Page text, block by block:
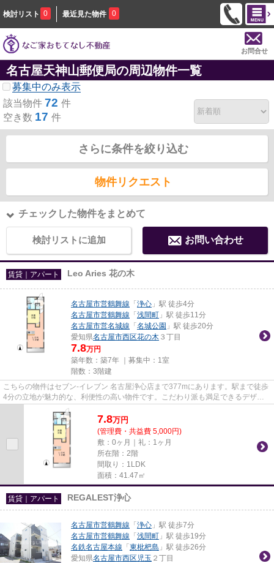
検討リスト 0 最近見た物件 0
お問合せ
名古屋天神山郵便局の周辺物件一覧
募集中のみ表示
該当物件 72 件
空き数 17 件
さらに条件を絞り込む
物件リクエスト
チェックした物件をまとめて
検討リストに追加 お問い合わせ
賃貸｜アパート Leo Aries 花の木
名古屋市営鶴舞線 「 浄心 」駅 徒歩4分
名古屋市営鶴舞線 「 浅間町 」駅 徒歩11分
名古屋市営名城線 「 名城公園 」駅 徒歩20分
愛知県名古屋市西区花の木 ３丁目
7.8万円
築年数：築7年 ｜募集中： 1室
階数：3階建
こちらの物件はセブン‐イレブン 名古屋浄心店まで377mにあります。駅まで徒歩
4分の立地が魅力的な、利便性の高い物件です。こだわり派も満足できるデザイ
ナーズ物件です。「Leo Aries ...
7.8万円
(管理費・共益費 5,000円)
敷：0ヶ月｜礼：1ヶ月
所在階：2階
間取り：1LDK
面積：41.47㎡
賃貸｜アパート REGALEST浄心
名古屋市営鶴舞線 「 浄心 」駅 徒歩7分
名古屋市営鶴舞線 「 浅間町 」駅 徒歩19分
名鉄名古屋本線 「 東枇杷島 」駅 徒歩26分
愛知県名古屋市西区 児玉 ２丁目